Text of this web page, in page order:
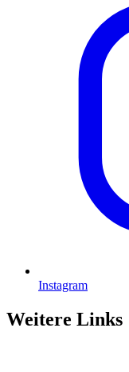
Instagram
Weitere Links